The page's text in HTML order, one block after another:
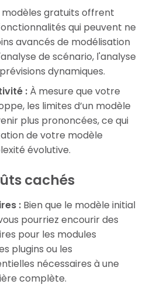
gratuits offrent
qui peuvent ne
avancés de modélisation
de scénario, l'analyse
dynamiques.
:À mesure que votre
les limites d’un modèle
plus prononcées, ce qui
de votre modèle
évolutive.
cachés
:Bien que le modèle initial
pourriez encourir des
pour les modules
plugins ou les
nécessaires à une
complète.